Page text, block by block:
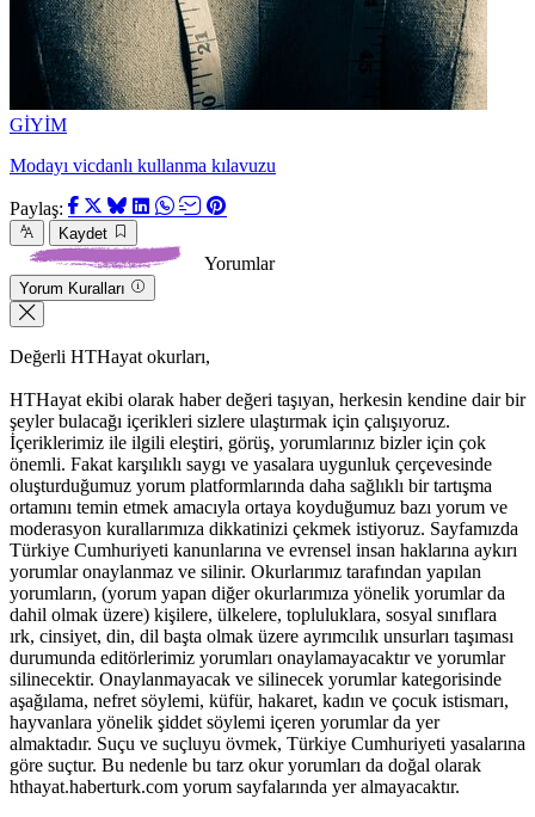
GİYİM
Modayı vicdanlı kullanma kılavuzu
Paylaş:
Kaydet
Yorumlar
Yorum Kuralları
Değerli HTHayat okurları,
HTHayat ekibi olarak haber değeri taşıyan, herkesin kendine dair bir
şeyler bulacağı içerikleri sizlere ulaştırmak için çalışıyoruz.
İçeriklerimiz ile ilgili eleştiri, görüş, yorumlarınız bizler için çok
önemli. Fakat karşılıklı saygı ve yasalara uygunluk çerçevesinde
oluşturduğumuz yorum platformlarında daha sağlıklı bir tartışma
ortamını temin etmek amacıyla ortaya koyduğumuz bazı yorum ve
moderasyon kurallarımıza dikkatinizi çekmek istiyoruz. Sayfamızda
Türkiye Cumhuriyeti kanunlarına ve evrensel insan haklarına aykırı
yorumlar onaylanmaz ve silinir. Okurlarımız tarafından yapılan
yorumların, (yorum yapan diğer okurlarımıza yönelik yorumlar da
dahil olmak üzere) kişilere, ülkelere, topluluklara, sosyal sınıflara
ırk, cinsiyet, din, dil başta olmak üzere ayrımcılık unsurları taşıması
durumunda editörlerimiz yorumları onaylamayacaktır ve yorumlar
silinecektir. Onaylanmayacak ve silinecek yorumlar kategorisinde
aşağılama, nefret söylemi, küfür, hakaret, kadın ve çocuk istismarı,
hayvanlara yönelik şiddet söylemi içeren yorumlar da yer
almaktadır. Suçu ve suçluyu övmek, Türkiye Cumhuriyeti yasalarına
göre suçtur. Bu nedenle bu tarz okur yorumları da doğal olarak
hthayat.haberturk.com yorum sayfalarında yer almayacaktır.